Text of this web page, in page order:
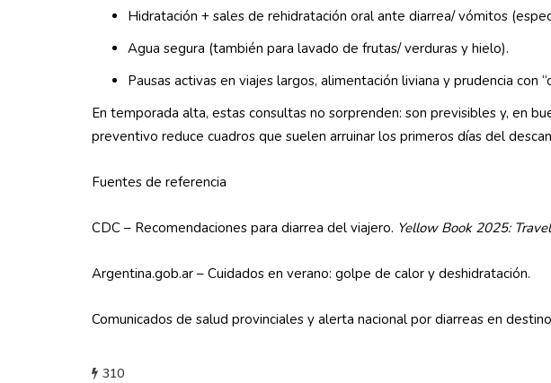
Hidratación + sales de rehidratación oral ante diarrea/ vómitos
Agua segura (también para lavado de frutas/ verduras y hielo).
Pausas activas en viajes largos, alimentación liviana y prudencia con
En temporada alta, estas consultas no sorprenden: son previsibles y, en
preventivo reduce cuadros que suelen arruinar los primeros días del
Fuentes de referencia
CDC – Recomendaciones para diarrea del viajero. Yellow Book 2025:
Argentina.gob.ar – Cuidados en verano: golpe de calor y deshidratación.
Comunicados de salud provinciales y alerta nacional por diarreas en
310